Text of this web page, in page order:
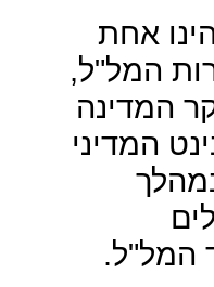
אחת
המל"ל,
המדינה
המדיני
המל"ל.